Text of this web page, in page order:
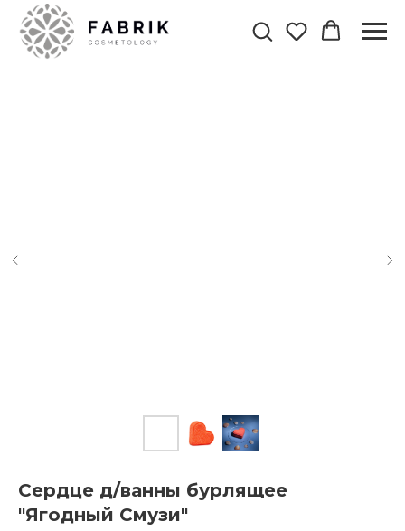
Сердце д/ванны бурлящее
"Ягодный Смузи"